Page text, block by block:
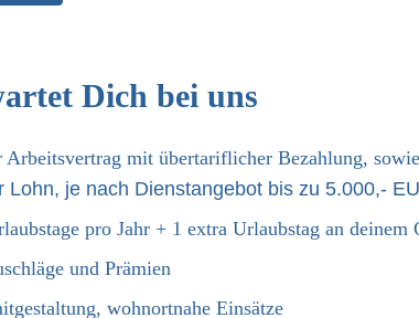
Dich bei uns
Arbeitsvertrag mit übertariflicher Bezahlung,
Lohn, je nach Dienstangebot bis zu 5.000,-
pro Jahr + 1 extra Urlaubstag an deinem
und Prämien
wohnortnahe Einsätze